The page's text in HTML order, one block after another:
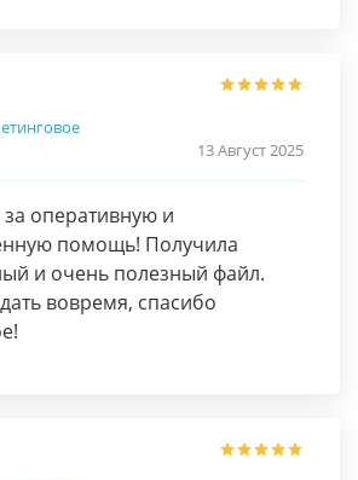
13 Август 2025
оперативную и
помощь! Получила
и очень полезный файл.
вовремя, спасибо